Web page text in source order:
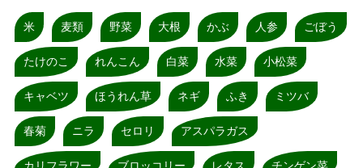
米 麦類 野菜 大根 かぶ 人参 ごぼう
たけのこ れんこん 白菜 水菜 小松菜
キャベツ ほうれん草 ネギ ふき ミツバ
春菊 ニラ セロリ アスパラガス
カリフラワー ブロッコリー レタス チンゲン菜